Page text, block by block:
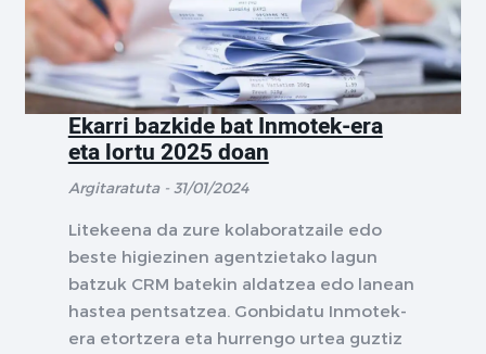
Ekarri bazkide bat Inmotek-era
eta lortu 2025 doan
Argitaratuta - 31/01/2024
Litekeena da zure kolaboratzaile edo
beste higiezinen agentzietako lagun
batzuk CRM batekin aldatzea edo lanean
hastea pentsatzea. Gonbidatu Inmotek-
era etortzera eta hurrengo urtea guztiz